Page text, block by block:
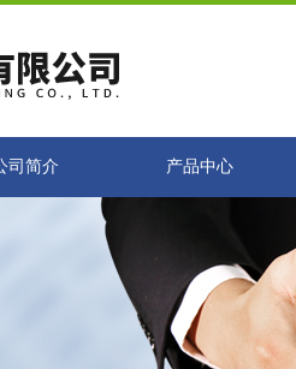
司简介 产品中心